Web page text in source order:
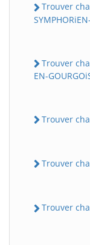
Trouver
Trouver
EN-
Trouver
Trouver
Trouver